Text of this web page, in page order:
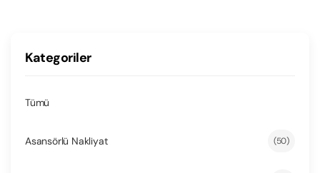
Kategoriler
Tümü
Asansörlü Nakliyat (50)